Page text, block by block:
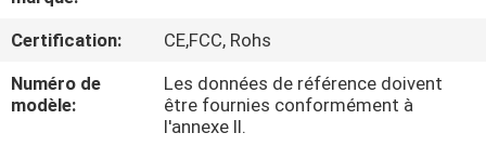
PROPOS
DE
NOUS
Certification:
CE,FCC, Rohs
Numéro de
modèle:
Les données de référence doivent
être fournies conformément à
l'annexe II.